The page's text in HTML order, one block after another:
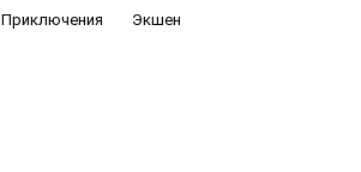
Приключения Экшен